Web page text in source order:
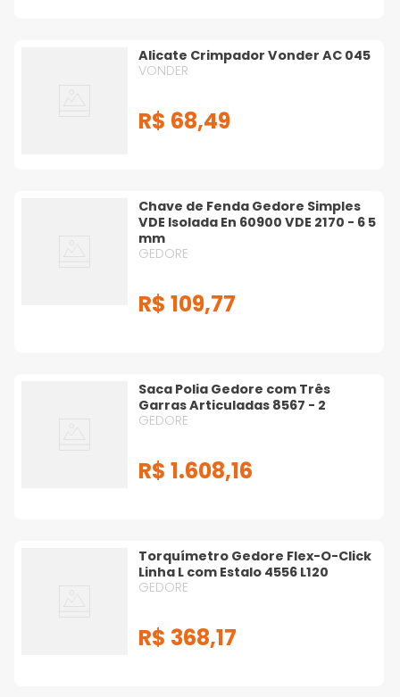
Alicate Crimpador Vonder AC 045
VONDER
R$ 68,49
Chave de Fenda Gedore Simples
VDE Isolada En 60900 VDE 2170 - 6 5
mm
GEDORE
R$ 109,77
Saca Polia Gedore com Três
Garras Articuladas 8567 - 2
GEDORE
R$ 1.608,16
Torquímetro Gedore Flex-O-Click
Linha L com Estalo 4556 L120
GEDORE
R$ 368,17